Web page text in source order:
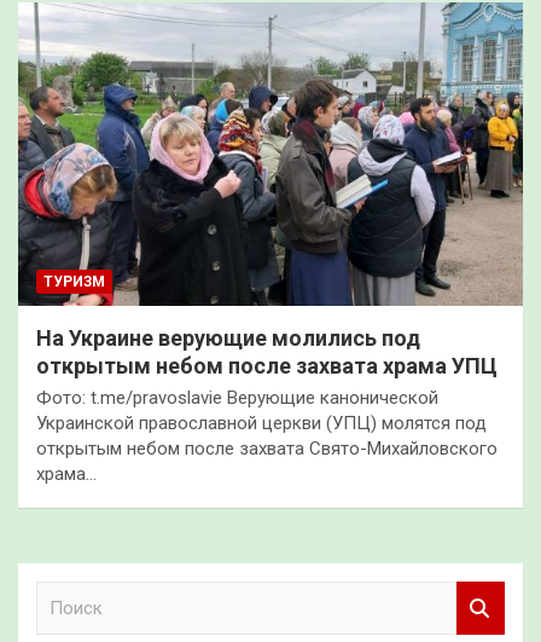
ТУРИЗМ
На Украине верующие молились под
открытым небом после захвата храма УПЦ
Фото: t.me/pravoslavie Верующие канонической
Украинской православной церкви (УПЦ) молятся под
открытым небом после захвата Свято-Михайловского
храма…